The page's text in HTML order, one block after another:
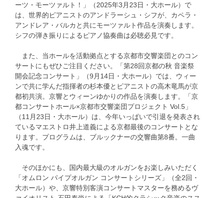
ーツ・モーツァルト！」（2025年3月23日・大ホール）で
は、世界的ピアニストのアンドラーシュ・シフが、カペラ・
アンドレア・バルカと共にモーツァルト作品を演奏します。
シフの弾き振りによるピアノ協奏曲は必聴必見です。
また、当ホールを活動拠点とする京都市交響楽団とのコン
サートにもぜひご注目ください。「第28回京都の秋 音楽祭
開会記念コンサート」（9月14日・大ホール）では、ウィー
ンで共に学んだ指揮者の杉本優とピアニストの高木竜馬が京
都初共演。京響とウィーンゆかりの作品を演奏します。「京
都コンサートホール×京都市交響楽団プロジェクト Vol.5」
（11月23日・大ホール）は、今年いっぱいで引退を発表され
ているマエストロ井上道義による京都最後のコンサートとな
ります。プログラムは、ブルックナーの交響曲第8番。一曲
入魂です。
そのほかにも、国内最大級のオルガンをお楽しみいただく
「オムロン パイプオルガン コンサートシリーズ」（全2回・
大ホール）や、京響特別客演コンサートマスターを務めるヴ